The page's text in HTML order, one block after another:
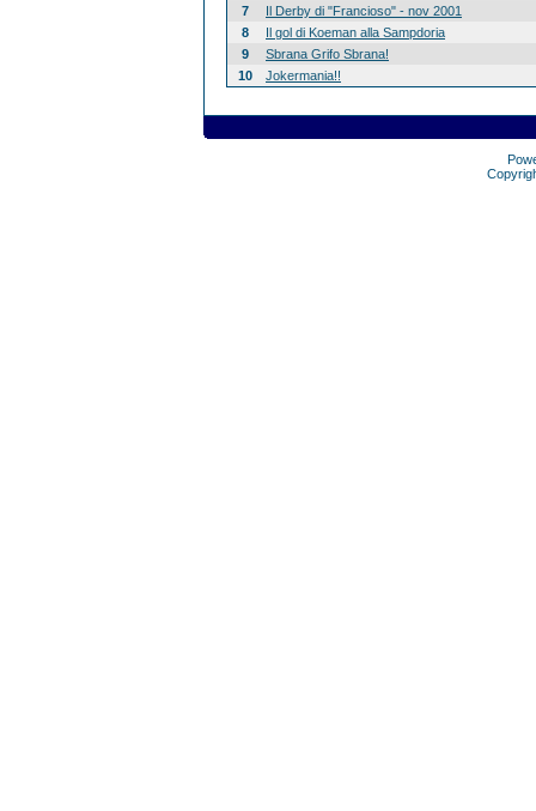
7
Il Derby di "Francioso" - nov 2001
8
Il gol di Koeman alla Sampdoria
9
Sbrana Grifo Sbrana!
10
Jokermania!!